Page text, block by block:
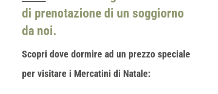
di prenotazione di un soggiorno
da noi.
Scopri dove dormire ad un prezzo speciale
per visitare i Mercatini di Natale: